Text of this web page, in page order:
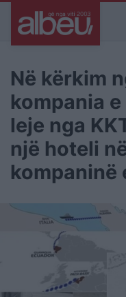
Në kërkim
kompania
leje nga
një hoteli
kompaninë